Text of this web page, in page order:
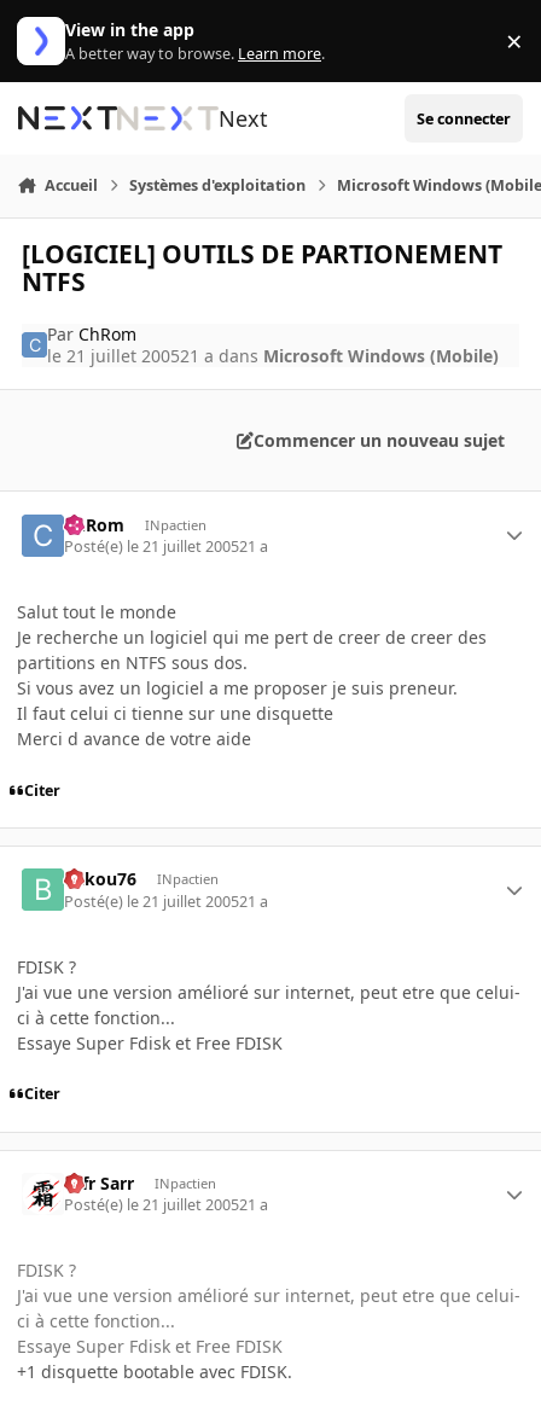
Aller au contenu
View in the app
A better way to browse. Learn more. ×
Next Se connecter
Accueil Systèmes d'exploitation Microsoft Windows
[LOGICIEL] OUTILS DE PARTIONEMENT
NTFS
ParChRom
le 21 juillet 200521 a dans Microsoft Windows (Mobile)
Commencer un nouveau sujet
ChRom INpactien
Posté(e) le 21 juillet 200521 a
Salut tout le monde
Je recherche un logiciel qui me pert de creer de creer des
partitions en NTFS sous dos.
Si vous avez un logiciel a me proposer je suis preneur.
Il faut celui ci tienne sur une disquette
Merci d avance de votre aide
Citer
bakou76 INpactien
Posté(e) le 21 juillet 200521 a
FDISK ?
J'ai vue une version amélioré sur internet, peut etre que celui-
ci à cette fonction...
Essaye Super Fdisk et Free FDISK
Citer
Ulfr Sarr INpactien
Posté(e) le 21 juillet 200521 a
FDISK ?
J'ai vue une version amélioré sur internet, peut etre que celui-
ci à cette fonction...
Essaye Super Fdisk et Free FDISK
+1 disquette bootable avec FDISK.